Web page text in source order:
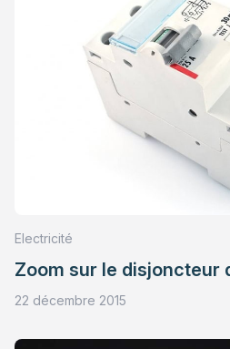
Electricité
Zoom sur le disjoncteur
22 décembre 2015